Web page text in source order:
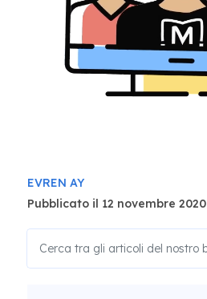
EVREN AY
Pubblicato il 12 novembre 2020